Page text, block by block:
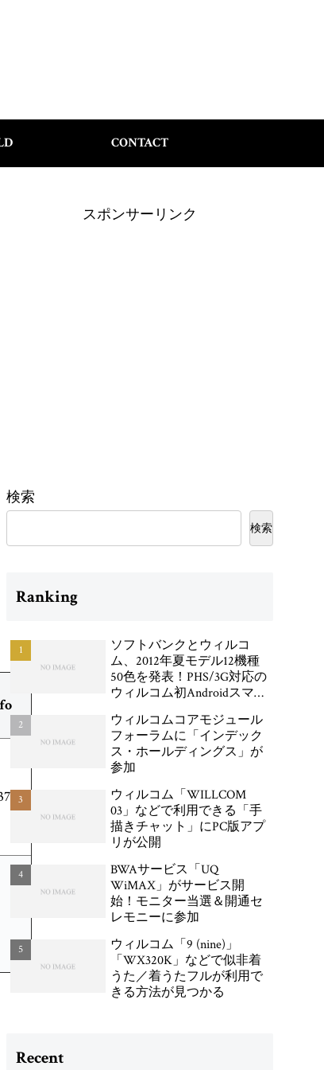
CONTACT
スポンサーリンク
検索
検索
Ranking
ソフトバンクとウィルコ
ム、2012年夏モデル12機種
50色を発表！PHS/3G対応の
ウィルコム初Androidスマー
WX04K」が登場
ウィルコムコアモジュール
フォーラムに「インデック
ス・ホールディングス」が
参加
ウィルコム「WILLCOM
03」などで利用できる「手
描きチャット」にPC版アプ
リが公開
BWAサービス「UQ
WiMAX」がサービス開
始！モニター当選＆開通セ
レモニーに参加
ウィルコム「9 (nine)」
「WX320K」などで似非着
うた／着うたフルが利用で
きる方法が見つかる
Recent